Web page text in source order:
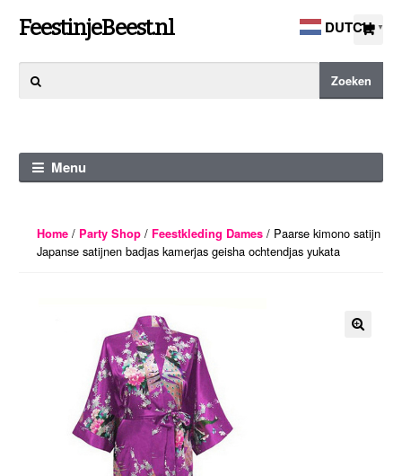
Ga
naar
navigatie
Ga
naar
de
FeestinjeBeest.nl
naar:
Zoeken
Menu
Home/ Party Shop/ Feestkleding Dames/ Paarse kimono satijn
Japanse satijnen badjas kamerjas geisha ochtendjas yukata
DUTCH ▼